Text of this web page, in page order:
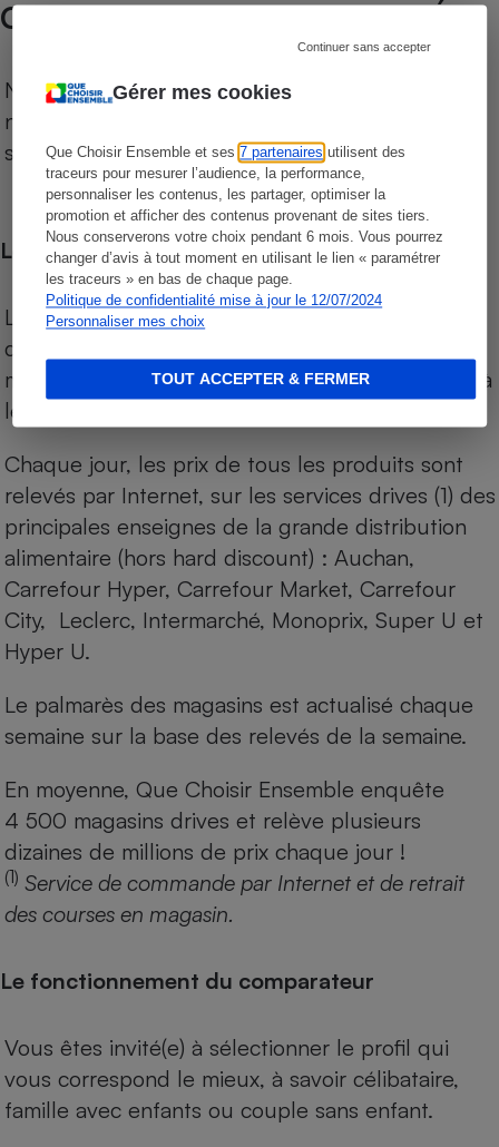
Gérer mes cookies
Que Choisir Ensemble et ses7 partenaires utilisent des
traceurs pour mesurer l’audience, la performance,
personnaliser les contenus, les partager, optimiser la
promotion et afficher des contenus provenant de sites tiers.
Nous conserverons votre choix pendant 6 mois. Vous pourrez
changer d’avis à tout moment en utilisant le lien « paramétrer
les traceurs » en bas de chaque page.
Politique de confidentialité mise à jour le 12/07/2024
Personnaliser mes choix
Continuer sans accepter
TOUT ACCEPTER & FERMER
COMPARATEUR SUPERMARCHÉS
Notre comparateur de supermarchés propose le
niveau de prix des supermarchés, géolocalisés
sur le territoire français.
Les comparaisons de prix
Les comparaisons sont réalisées sur l’ensemble
des produits des magasins. Les produits de
marques de distributeurs (MDD) sont comparés à
leurs équivalents chez leurs concurrents.
Chaque jour, les prix de tous les produits sont
relevés par Internet, sur les services drives (1) des
principales enseignes de la grande distribution
alimentaire (hors hard discount) : Auchan,
Carrefour Hyper, Carrefour Market, Carrefour
City, Leclerc, Intermarché, Monoprix, Super U et
Hyper U.
Le palmarès des magasins est actualisé chaque
semaine sur la base des relevés de la semaine.
En moyenne, Que Choisir Ensemble enquête
4 500 magasins drives et relève plusieurs
dizaines de millions de prix chaque jour !
(1) Service de commande par Internet et de retrait
des courses en magasin.
Le fonctionnement du comparateur
Vous êtes invité(e) à sélectionner le profil qui
vous correspond le mieux, à savoir célibataire,
famille avec enfants ou couple sans enfant.